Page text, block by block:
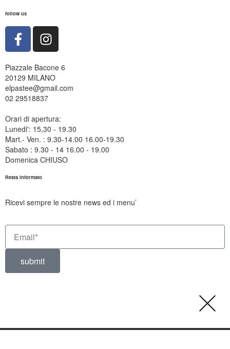
Resta informato
Ricevi sempre le nostre news ed i menu’
submit
Orari di apertura:
Lunedi': 15,30 - 19.30
Mart.- Ven. : 9.30-14.00 16.00-19.30
Sabato : 9.30 - 14 16.00 - 19.00
Domenica CHIUSO
Piazzale Bacone 6
20129 MILANO
elpastee@gmail.com
02 29518837
follow us